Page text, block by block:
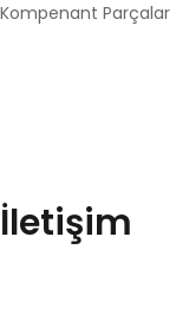
Kompenant Parçalar
İletişim